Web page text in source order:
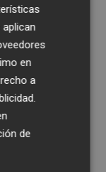
en las
en
a
.
de